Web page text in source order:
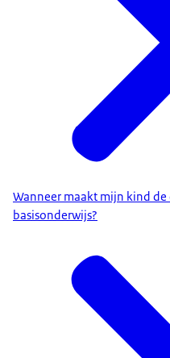
Wanneer maakt mijn kind
basisonderwijs?